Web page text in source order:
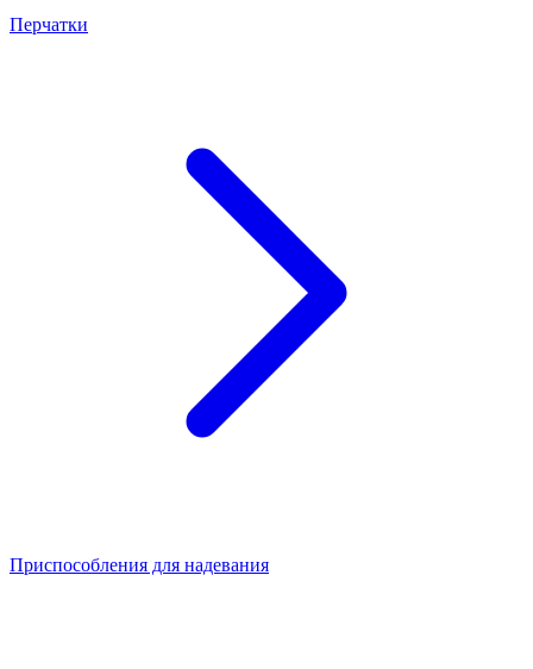
Перчатки
Приспособления для надевания